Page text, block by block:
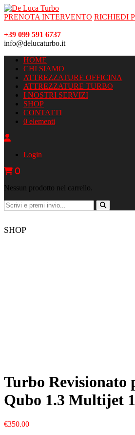
PRENOTA INTERVENTO RICHIEDI
+39 099 591 6737
info@delucaturbo.it
HOME
CHI SIAMO
ATTREZZATURE OFFICINA
ATTREZZATURE TURBO
I NOSTRI SERVIZI
SHOP
CONTATTI
0 elementi
Login
0
Nessun prodotto nel carrello.
SHOP
Turbo Revisionato
Qubo 1.3 Multijet
€350.00